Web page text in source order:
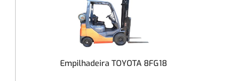
Empilhadeira TOYOTA 8FG18